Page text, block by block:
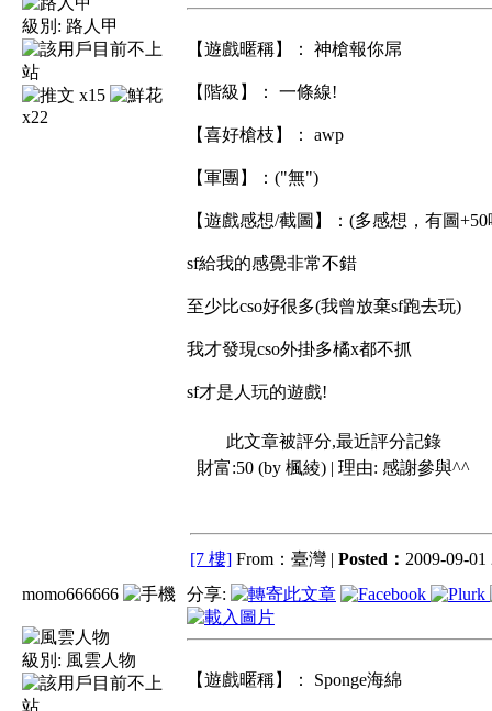
級別: 路人甲
x15
x22
【遊戲暱稱】： 神槍報你屌
【階級】： 一條線!
【喜好槍枝】： awp
【軍團】：("無")
【遊戲感想/截圖】：(多感想，有圖
sf給我的感覺非常不錯
至少比cso好很多(我曾放棄sf跑去玩)
我才發現cso外掛多橘x都不抓
sf才是人玩的遊戲!
此文章被評分,最近評分記錄
財富:50 (by 楓綾) | 理由: 感謝參與^^
[7 樓] From：臺灣 | Posted： 2009-09-01
momo666666
級別: 風雲人物
分享:
【遊戲暱稱】： Sponge海綿